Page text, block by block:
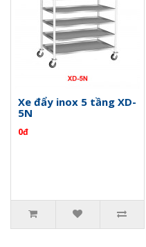
Xe đẩy inox 5 tầng XD-
5N
0đ